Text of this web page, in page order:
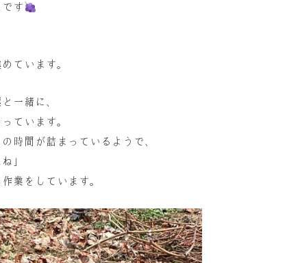
す
ています。
一緒に、
ています。
時間が詰まっているようで、
」
業をしています。